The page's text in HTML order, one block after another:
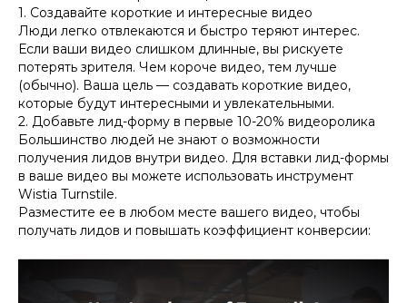
1. Создавайте короткие и интересные видео
Люди легко отвлекаются и быстро теряют интерес.
Если ваши видео слишком длинные, вы рискуете
потерять зрителя. Чем короче видео, тем лучше
(обычно). Ваша цель — создавать короткие видео,
которые будут интересными и увлекательными.
2. Добавьте лид-форму в первые 10-20% видеоролика
Большинство людей не знают о возможности
получения лидов внутри видео. Для вставки лид-формы
в ваше видео вы можете использовать инструмент
Wistia Turnstile.
Разместите ее в любом месте вашего видео, чтобы
получать лидов и повышать коэффициент конверсии: